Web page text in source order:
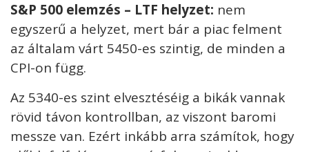
S&P 500 elemzés – LTF helyzet: nem
egyszerű a helyzet, mert bár a piac felment
az általam várt 5450-es szintig, de minden a
CPI-on függ.
Az 5340-es szint elvesztéséig a bikák vannak
rövid távon kontrollban, az viszont baromi
messze van. Ezért inkább arra számítok, hogy